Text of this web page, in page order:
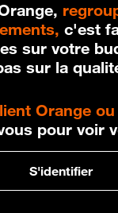
c'est
sur votre
sur la
Orange
pour voir
S'identifier